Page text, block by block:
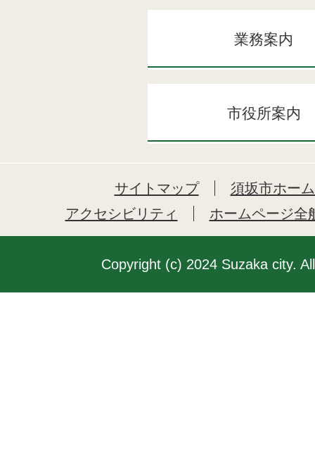
業務案内
市役所案内
サイトマップ
須坂市ホー
アクセシビリティ
ホームページ全
Copyright (c) 2024 Suzaka city.